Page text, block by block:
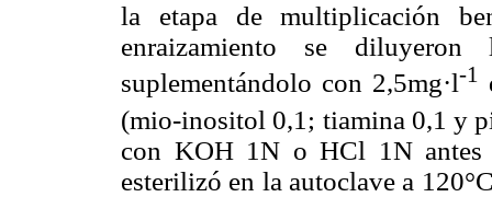
la etapa de multiplicación
enraizamiento se
suplementándolo con 2,5mg·l-1
(mio-inositol 0,1; tiamina 0,1 y
con KOH 1N o HCl 1N antes
esterilizó en la autoclave a